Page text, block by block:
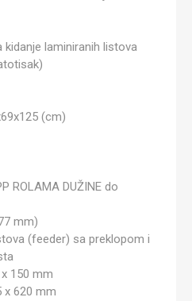
laminiranih listova
(cm)
ROLAMA DUŽINE do
mm)
(feeder) sa preklopom i
150 mm
x 620 mm